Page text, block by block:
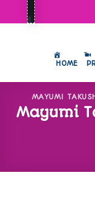
HOME
MAYUMI
Mayumi